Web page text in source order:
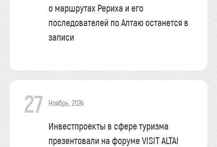
о маршрутах Рериха и его
последователей по Алтаю останется в
записи
27 Ноябрь, 2024
Инвестпроекты в сфере туризма
презентовали на форуме VISIT ALTAI